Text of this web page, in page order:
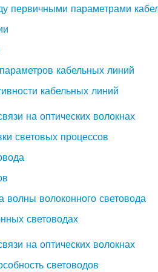
первичными параметрами
кабельных линий
кабельных линий
на оптических волокнах
световых процессов
волны волоконного световода
световодах
на оптических волокнах
световодов